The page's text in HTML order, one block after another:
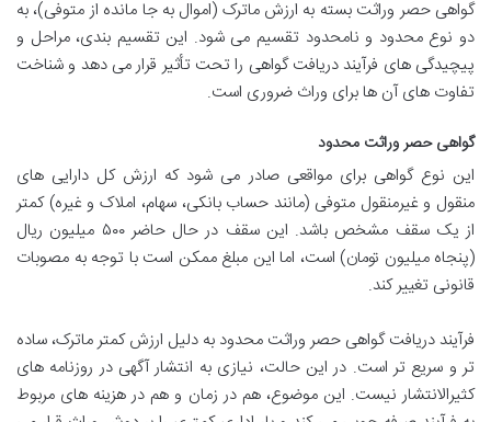
گواهی حصر وراثت بسته به ارزش ماترک (اموال به جا مانده از متوفی)، به
دو نوع محدود و نامحدود تقسیم می شود. این تقسیم بندی، مراحل و
پیچیدگی های فرآیند دریافت گواهی را تحت تأثیر قرار می دهد و شناخت
تفاوت های آن ها برای وراث ضروری است.
گواهی حصر وراثت محدود
این نوع گواهی برای مواقعی صادر می شود که ارزش کل دارایی های
منقول و غیرمنقول متوفی (مانند حساب بانکی، سهام، املاک و غیره) کمتر
از یک سقف مشخص باشد. این سقف در حال حاضر ۵۰۰ میلیون ریال
(پنجاه میلیون تومان) است، اما این مبلغ ممکن است با توجه به مصوبات
قانونی تغییر کند.
فرآیند دریافت گواهی حصر وراثت محدود به دلیل ارزش کمتر ماترک، ساده
تر و سریع تر است. در این حالت، نیازی به انتشار آگهی در روزنامه های
کثیرالانتشار نیست. این موضوع، هم در زمان و هم در هزینه های مربوط